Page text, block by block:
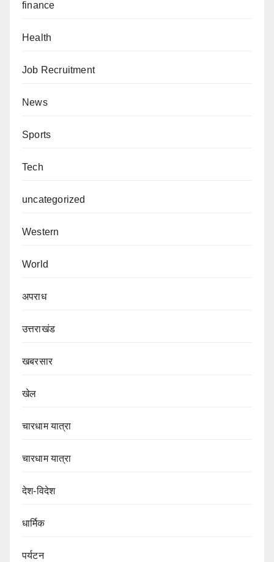
finance
Health
Job Recruitment
News
Sports
Tech
uncategorized
Western
World
अपराध
उत्तराखंड
खबरसार
खेल
चारधाम यात्रा
चारधाम यात्रा
देश-विदेश
धार्मिक
पर्यटन